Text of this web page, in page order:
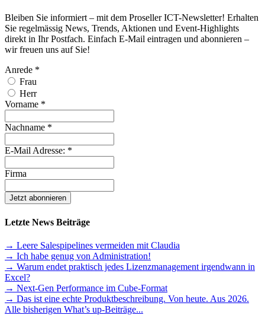
Bleiben Sie informiert – mit dem Proseller ICT-Newsletter! Erhalten
Sie regelmässig News, Trends, Aktionen und Event-Highlights
direkt in Ihr Postfach. Einfach E-Mail eintragen und abonnieren –
wir freuen uns auf Sie!
Anrede *
Frau
Herr
Vorname *
Nachname *
E-Mail Adresse: *
Firma
Letzte News Beiträge
→ Leere Salespipelines vermeiden mit Claudia
→ Ich habe genug von Administration!
→ Warum endet praktisch jedes Lizenzmanagement irgendwann in
Excel?
→ Next-Gen Performance im Cube-Format
→ Das ist eine echte Produktbeschreibung. Von heute. Aus 2026.
Alle bisherigen What’s up-Beiträge...